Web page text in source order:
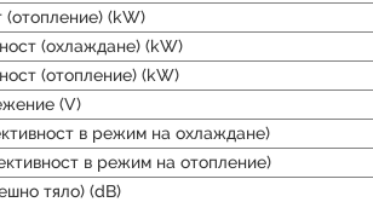
(kW)
(охлаждане) (kW)
(отопление) (kW)
(V)
в режим на охлаждане)
в режим на отопление)
тяло) (dB)